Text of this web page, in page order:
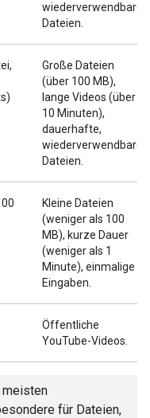
wiederverwendbare
Dateien.
Große Dateien
(über 100 MB),
lange Videos (über
10 Minuten),
dauerhafte,
wiederverwendbare
Dateien.
Kleine Dateien
(weniger als 100
MB), kurze Dauer
(weniger als 1
Minute), einmalige
Eingaben.
Öffentliche
YouTube-Videos.
für Dateien,